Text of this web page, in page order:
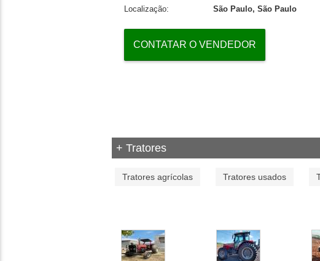
Localização:
São Paulo, São Paulo
CONTATAR O VENDEDOR
+ Tratores
Tratores agrícolas Tratores usados